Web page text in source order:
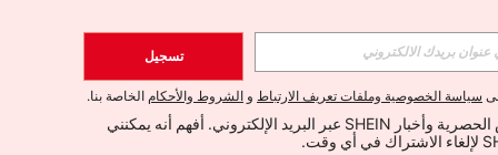
الإشتراك
اشتراك
تسجيل
سياسة الخصوصية وملفات تعريف الارتباط و الشروط والأحكام الخاصة بنا.
أود تلقي العروض الحصرية وأخبار SHEIN عبر البريد الإلكتروني. أفهم أنه يمكنني